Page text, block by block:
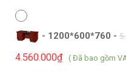
- 1200*600*760 -
4.560.000₫ ( Đã bao gồm